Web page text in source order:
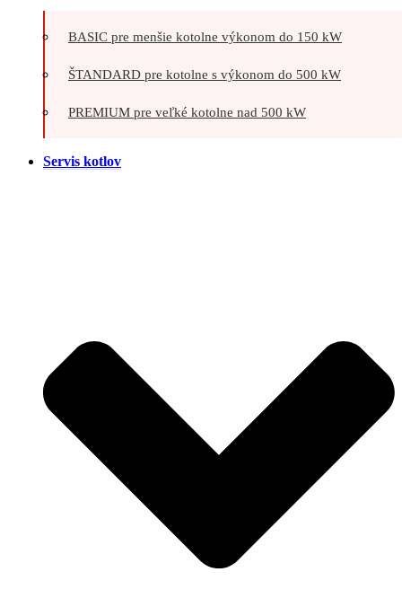
BASIC pre menšie kotolne výkonom do 150 kW
ŠTANDARD pre kotolne s výkonom do 500 kW
PREMIUM pre veľké kotolne nad 500 kW
Servis kotlov